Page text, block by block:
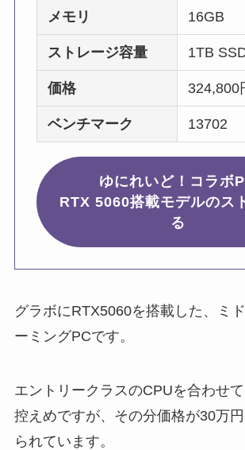
メモリ 16GB
ストレージ容量 1TB
価格 324,800
ベンチマーク 13702
ゆにれいど！コラボ
RTX 5060搭載モデルのス
る
グラボにRTX5060を搭載した、ミ
ーミングPCです。
エントリークラスのCPUを合わせ
控えめですが、その分価格が30万
られています。